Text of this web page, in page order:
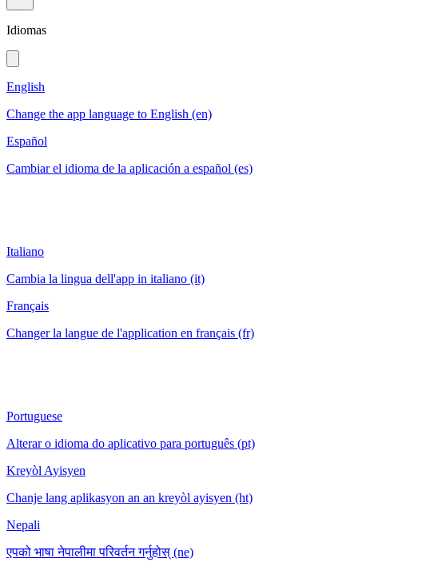
Idiomas
English
Change the app language to English (en)
Español
Cambiar el idioma de la aplicación a español (es)
Italiano
Cambia la lingua dell'app in italiano (it)
Français
Changer la langue de l'application en français (fr)
Portuguese
Alterar o idioma do aplicativo para português (pt)
Kreyòl Ayisyen
Chanje lang aplikasyon an an kreyòl ayisyen (ht)
Nepali
एपको भाषा नेपालीमा परिवर्तन गर्नुहोस् (ne)